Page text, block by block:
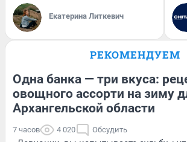
Екатерина Литкевич
РЕКОМЕНДУЕМ
Одна банка — три вкуса:
овощного ассорти на зиму
Архангельской области
7 часов 4 020 Обсудить